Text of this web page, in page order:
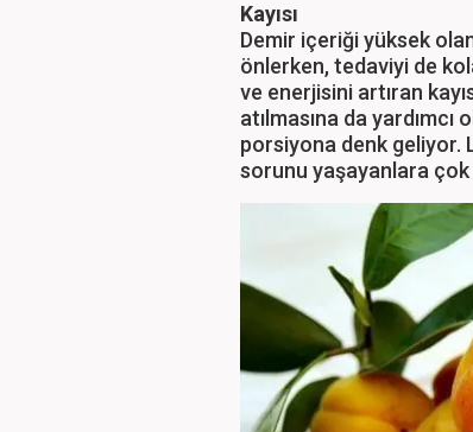
Kayısı
Demir içeriği yüksek
önlerken, tedaviyi de
ve enerjisini artıran
atılmasına da
porsiyona denk geliyor.
sorunu yaşayanlara